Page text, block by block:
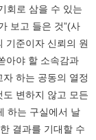
회로 삼을 수 있는
보고 들은 것”(사
기준이자 신뢰의 원
아야 할 소속감과
하는 공동의 열정
도 변하지 않고 모든
하는 구실에서 날
결과를 기대할 수